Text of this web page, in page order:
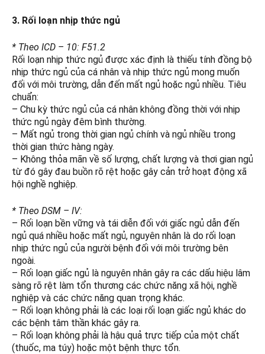
3. Rối loạn nhịp thức ngủ
* Theo ICD – 10: F51.2
Rối loạn nhịp thức ngủ được xác định là thiếu tính đồng bộ
nhịp thức ngủ của cá nhân và nhịp thức ngủ mong muốn
đối với môi trường, dẫn đến mất ngủ hoặc ngủ nhiều. Tiêu
chuẩn:
– Chu kỳ thức ngủ của cá nhân không đồng thời với nhịp
thức ngủ ngày đêm bình thường.
– Mất ngủ trong thời gian ngủ chính và ngủ nhiều trong
thời gian thức hàng ngày.
– Không thỏa mãn về số lượng, chất lượng và thơi gian ngủ
từ đó gây đau buồn rõ rệt hoặc gây cản trở hoạt động xã
hội nghề nghiệp.
* Theo DSM – IV:
– Rối loạn bền vững và tái diễn đối với giấc ngủ dẫn đến
ngủ quá nhiều hoặc mất ngủ, nguyên nhân là do rối loạn
nhịp thức ngủ của người bệnh đối với môi trường bên
ngoài.
– Rối loạn giấc ngủ là nguyên nhân gây ra các dấu hiệu lâm
sàng rõ rệt làm tổn thương các chức năng xã hội, nghề
nghiệp và các chức năng quan trọng khác.
– Rối loạn không phải là các loại rối loạn giấc ngủ khác do
các bệnh tâm thần khác gây ra.
– Rối loạn không phải là hậu quả trực tiếp của một chất
(thuốc, ma túy) hoặc một bệnh thực tổn.